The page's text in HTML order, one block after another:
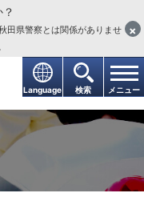
Language 検索 メニュー
田県警察とは関係がありませ
×